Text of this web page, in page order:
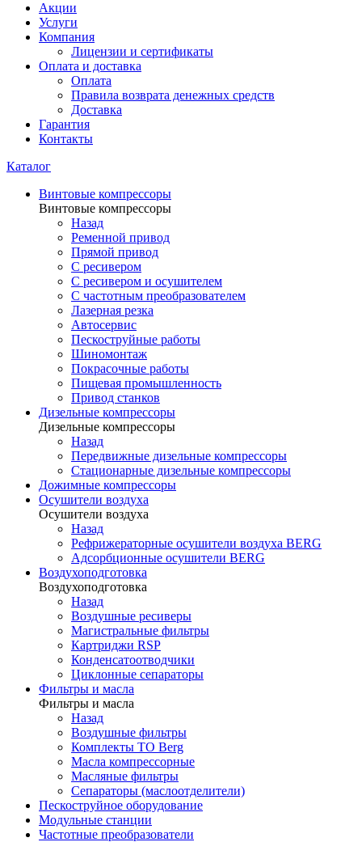
Акции
Услуги
Компания
Лицензии и сертификаты
Оплата и доставка
Оплата
Правила возврата денежных средств
Доставка
Гарантия
Контакты
Каталог
Винтовые компрессоры
Винтовые компрессоры
Назад
Ременной привод
Прямой привод
С ресивером
С ресивером и осушителем
С частотным преобразователем
Лазерная резка
Автосервис
Пескоструйные работы
Шиномонтаж
Покрасочные работы
Пищевая промышленность
Привод станков
Дизельные компрессоры
Дизельные компрессоры
Назад
Передвижные дизельные компрессоры
Стационарные дизельные компрессоры
Дожимные компрессоры
Осушители воздуха
Осушители воздуха
Назад
Рефрижераторные осушители воздуха BERG
Адсорбционные осушители BERG
Воздухоподготовка
Воздухоподготовка
Назад
Воздушные ресиверы
Магистральные фильтры
Картриджи RSP
Конденсатоотводчики
Циклонные сепараторы
Фильтры и масла
Фильтры и масла
Назад
Воздушные фильтры
Комплекты ТО Berg
Масла компрессорные
Масляные фильтры
Сепараторы (маслоотделители)
Пескоструйное оборудование
Модульные станции
Частотные преобразователи